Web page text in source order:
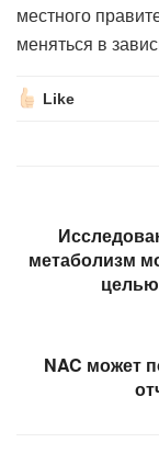
местного
меняться в
Like
метаболизм
NAC может